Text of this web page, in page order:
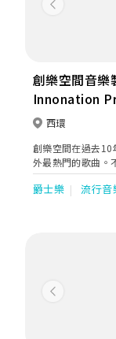
Previous
創樂空間音樂
Innonation
西環
創樂空間在過去10
外最熱門的歌曲。
擺樂、澎湃的流行
務求營造最浪漫和
爵士樂 流行音
Previous